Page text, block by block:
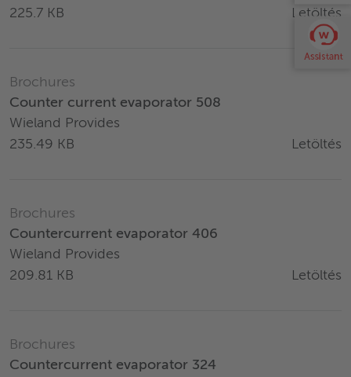
225.7 KB
Letöltés
Brochures
Counter current evaporator 508
Wieland Provides
235.49 KB
Letöltés
Brochures
Countercurrent evaporator 406
Wieland Provides
209.81 KB
Letöltés
Brochures
Countercurrent evaporator 324